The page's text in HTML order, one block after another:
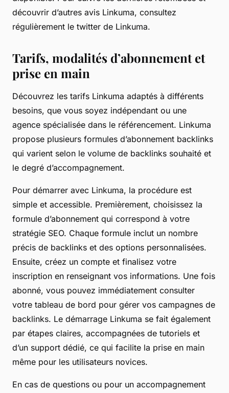
découvrir d’autres avis Linkuma, consultez
régulièrement le twitter de Linkuma.
Tarifs, modalités d’abonnement et
prise en main
Découvrez les tarifs Linkuma adaptés à différents
besoins, que vous soyez indépendant ou une
agence spécialisée dans le référencement. Linkuma
propose plusieurs formules d’abonnement backlinks
qui varient selon le volume de backlinks souhaité et
le degré d’accompagnement.
Pour démarrer avec Linkuma, la procédure est
simple et accessible. Premièrement, choisissez la
formule d’abonnement qui correspond à votre
stratégie SEO. Chaque formule inclut un nombre
précis de backlinks et des options personnalisées.
Ensuite, créez un compte et finalisez votre
inscription en renseignant vos informations. Une fois
abonné, vous pouvez immédiatement consulter
votre tableau de bord pour gérer vos campagnes de
backlinks. Le démarrage Linkuma se fait également
par étapes claires, accompagnées de tutoriels et
d’un support dédié, ce qui facilite la prise en main
même pour les utilisateurs novices.
En cas de questions ou pour un accompagnement